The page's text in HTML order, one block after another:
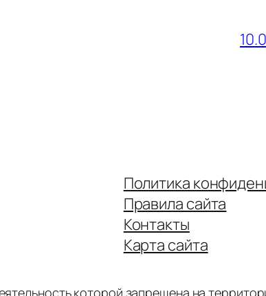
Политика
Правила сайта
Контакты
Карта сайта
которой запрещена на